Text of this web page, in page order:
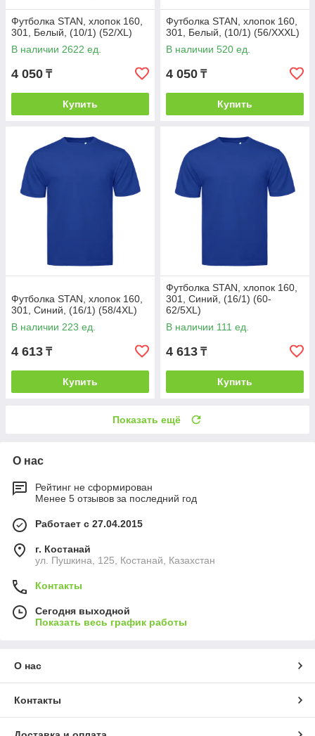
Футболка STAN, хлопок 160,
301, Белый, (10/1) (52/XL)
В наличии 2622 ед.
4 050 ₸
Купить
Футболка STAN, хлопок 160,
301, Белый, (10/1) (56/XXXL)
В наличии 520 ед.
4 050 ₸
Купить
Футболка STAN, хлопок 160,
301, Синий, (16/1) (58/4XL)
В наличии 223 ед.
4 613 ₸
Купить
Футболка STAN, хлопок 160,
301, Синий, (16/1) (60-
62/5XL)
В наличии 111 ед.
4 613 ₸
Купить
Показать ещё
О нас
Рейтинг не сформирован
Менее 5 отзывов за последний год
Работает с 27.04.2015
г. Костанай
ул. Пушкина, 125, Костанай, Казахстан
Контакты
Сегодня выходной
Показать весь график работы
О нас
Контакты